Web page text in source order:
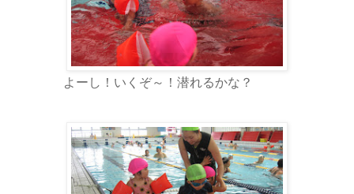
よーし！いくぞ～！潜れるかな？